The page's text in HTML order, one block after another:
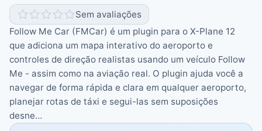
Sem avaliações
Follow Me Car (FMCar) é um plugin para o X-Plane 12
que adiciona um mapa interativo do aeroporto e
controles de direção realistas usando um veículo Follow
Me - assim como na aviação real. O plugin ajuda você a
navegar de forma rápida e clara em qualquer aeroporto,
planejar rotas de táxi e segui-las sem suposições
desne…